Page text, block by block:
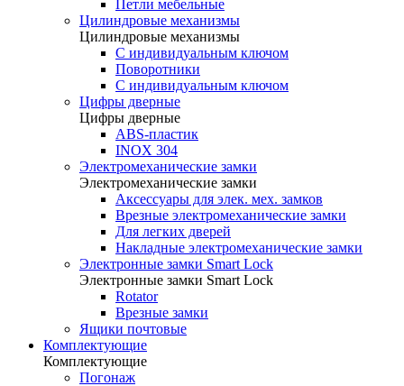
Петли мебельные
Цилиндровые механизмы
Цилиндровые механизмы
C индивидуальным ключом
Поворотники
С индивидуальным ключом
Цифры дверные
Цифры дверные
ABS-пластик
INOX 304
Электромеханические замки
Электромеханические замки
Аксессуары для элек. мех. замков
Врезные электромеханические замки
Для легких дверей
Накладные электромеханические замки
Электронные замки Smart Lock
Электронные замки Smart Lock
Rotator
Врезные замки
Ящики почтовые
Комплектующие
Комплектующие
Погонаж